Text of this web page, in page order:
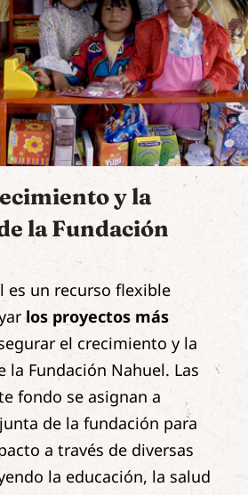
y la
la Fundación
es un recurso flexible
los proyectos más
el crecimiento y la
la Fundación Nahuel. Las
fondo se asignan a
de la fundación para
a través de diversas
la educación, la salud